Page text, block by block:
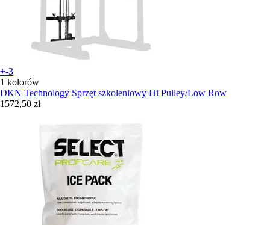
+-3
1 kolorów
DKN Technology Sprzęt szkoleniowy Hi Pulley/Low Row
1572,50 zł